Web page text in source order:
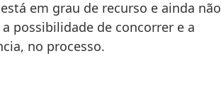
em grau de recurso e ainda não
possibilidade de concorrer e a
no processo.